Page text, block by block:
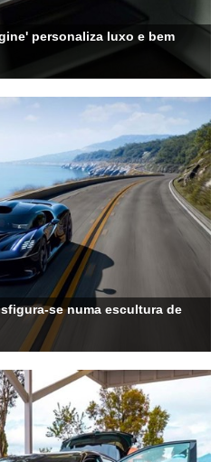
personaliza luxo e bem
se numa escultura de